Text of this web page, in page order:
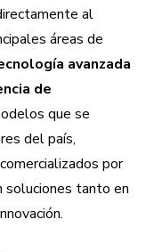
al
áreas de
avanzada
de
que se
del país,
por
soluciones tanto en